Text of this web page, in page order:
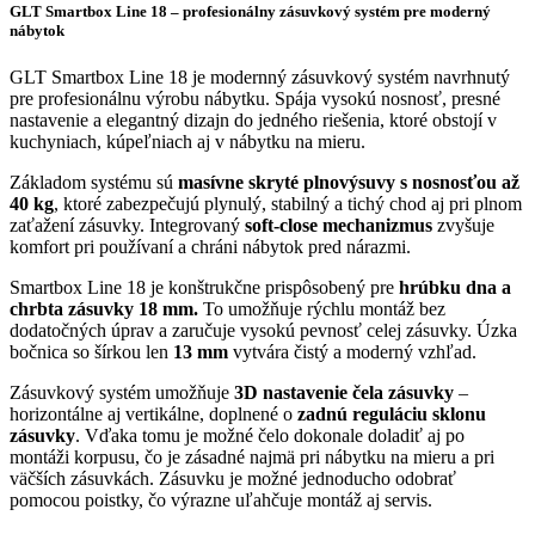
GLT Smartbox Line 18 – profesionálny zásuvkový systém pre moderný
nábytok
GLT Smartbox Line 18 je modernný zásuvkový systém navrhnutý
pre profesionálnu výrobu nábytku. Spája vysokú nosnosť, presné
nastavenie a elegantný dizajn do jedného riešenia, ktoré obstojí v
kuchyniach, kúpeľniach aj v nábytku na mieru.
Základom systému sú masívne skryté plnovýsuvy s nosnosťou až
40 kg, ktoré zabezpečujú plynulý, stabilný a tichý chod aj pri plnom
zaťažení zásuvky. Integrovaný soft-close mechanizmus zvyšuje
komfort pri používaní a chráni nábytok pred nárazmi.
Smartbox Line 18 je konštrukčne prispôsobený pre hrúbku dna a
chrbta zásuvky 18 mm. To umožňuje rýchlu montáž bez
dodatočných úprav a zaručuje vysokú pevnosť celej zásuvky. Úzka
bočnica so šírkou len 13 mm vytvára čistý a moderný vzhľad.
Zásuvkový systém umožňuje 3D nastavenie čela zásuvky –
horizontálne aj vertikálne, doplnené o zadnú reguláciu sklonu
zásuvky. Vďaka tomu je možné čelo dokonale doladiť aj po
montáži korpusu, čo je zásadné najmä pri nábytku na mieru a pri
väčších zásuvkách. Zásuvku je možné jednoducho odobrať
pomocou poistky, čo výrazne uľahčuje montáž aj servis.